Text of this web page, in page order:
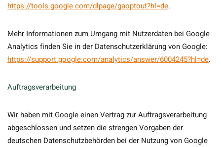
https://tools.google.com/dlpage/gaoptout?hl=de.
Mehr Informationen zum Umgang mit Nutzerdaten bei Google
Analytics finden Sie in der Datenschutzerklärung von Google:
https://support.google.com/analytics/answer/6004245?hl=de.
Auftragsverarbeitung
Wir haben mit Google einen Vertrag zur Auftragsverarbeitung
abgeschlossen und setzen die strengen Vorgaben der
deutschen Datenschutzbehörden bei der Nutzung von Google